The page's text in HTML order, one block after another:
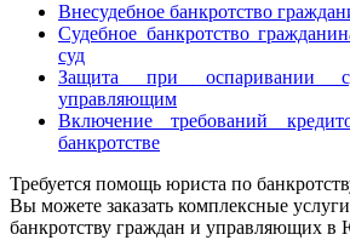
Внесудебное банкротство
Судебное банкротство
суд
Защита при оспаривании
управляющим
Включение требований
банкротстве
Требуется помощь юриста по
Вы можете заказать комплексные
банкротству граждан и управляющих